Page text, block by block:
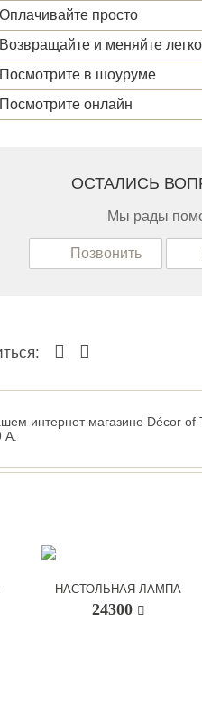
Оплачивайте просто
Возвращайте и меняйте легко
Посмотрите в шоуруме
Посмотрите онлайн
ОСТАЛИСЬ
Мы рады
Позвонить
интернет магазине Décor of
А.
НАСТОЛЬНАЯ ЛАМПА
24300